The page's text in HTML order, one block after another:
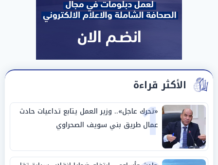
الأكثر قراءة
1
«تحرك عاجل».. وزير العمل يتابع تداعيات حادث
عمال طريق بني سويف الصحراوي